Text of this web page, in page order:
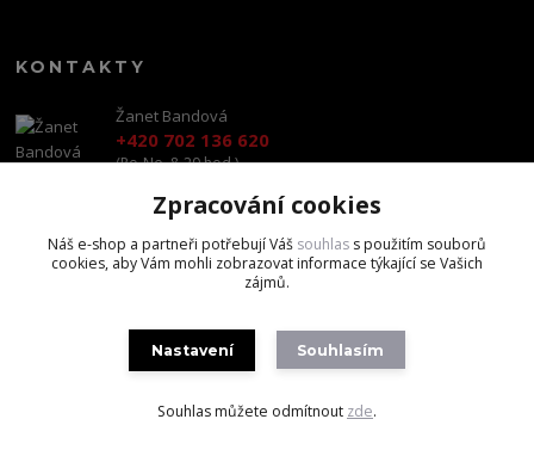
KONTAKTY
Žanet Bandová
+420 702 136 620
(Po-Ne, 8-20 hod.)
shop@brandscapital.cz
Zpracování cookies
Náš e-shop a partneři potřebují Váš souhlas s použitím souborů
cookies, aby Vám mohli zobrazovat informace týkající se Vašich
zájmů.
Nastavení Souhlasím
Souhlas můžete odmítnout zde.